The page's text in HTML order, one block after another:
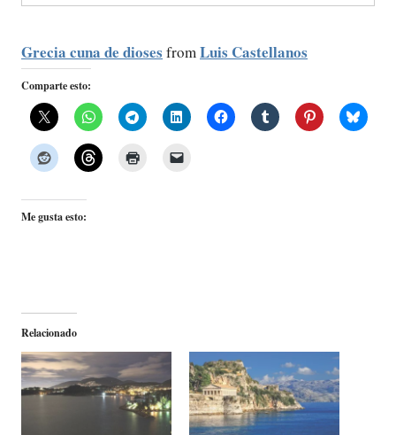
Grecia cuna de dioses fromLuis Castellanos
Comparte esto:
Me gusta esto:
Relacionado